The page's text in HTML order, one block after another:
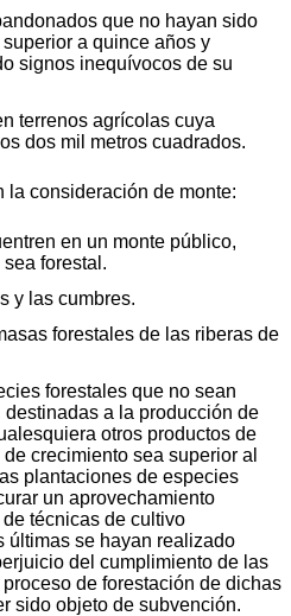
que no hayan sido
a quince años y
signos inequívocos de su
terrenos agrícolas cuya
dos mil metros cuadrados.
la consideración de monte:
en un monte público,
forestal.
y las cumbres.
forestales de las riberas de
forestales que no sean
a la producción de
otros productos de
crecimiento sea superior al
plantaciones de especies
un aprovechamiento
técnicas de cultivo
últimas se hayan realizado
del cumplimiento de las
de forestación de dichas
sido objeto de subvención.